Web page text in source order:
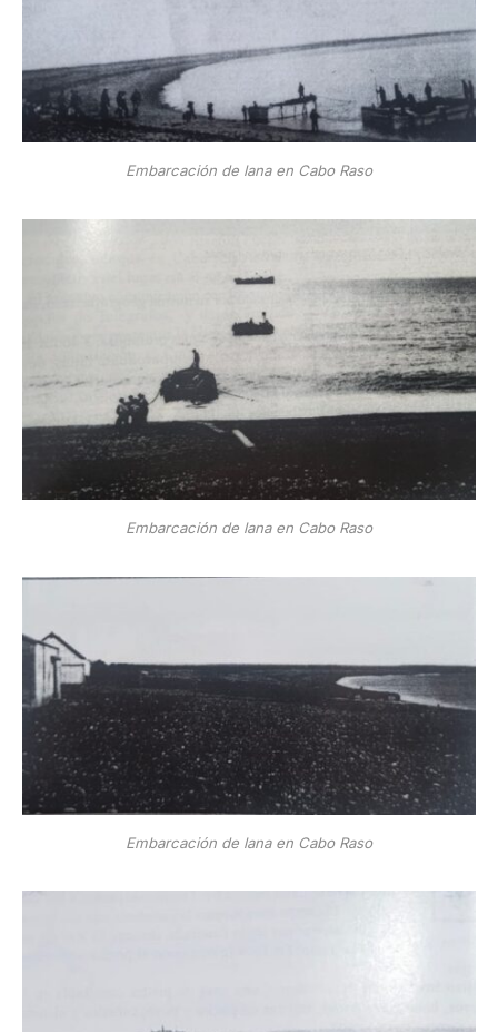
Embarcación de lana en Cabo Raso
Embarcación de lana en Cabo Raso
Embarcación de lana en Cabo Raso